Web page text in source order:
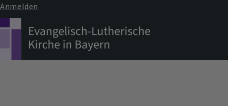
Benutzermenü
Anmelden